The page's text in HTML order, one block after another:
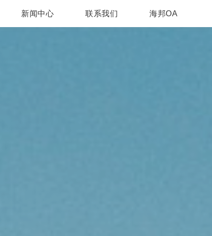
新闻中心 联系我们 海邦OA